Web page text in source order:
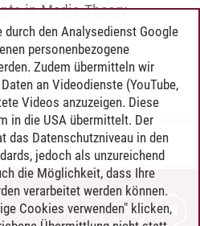
in Media Theory
I
II
den Analysedienst Google
personenbezogene
Zudem übermitteln wir
an Videodienste (YouTube,
Videos anzuzeigen. Diese
in die USA übermittelt. Der
das Datenschutzniveau in den
jedoch als unzureichend
die Möglichkeit, dass Ihre
verarbeitet werden können.
Cookies verwenden" klicken,